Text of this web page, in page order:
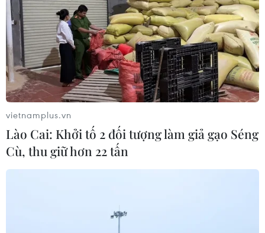
vietnamplus.vn
Lào Cai: Khởi tố 2 đối tượng làm giả gạo Séng
Cù, thu giữ hơn 22 tấn